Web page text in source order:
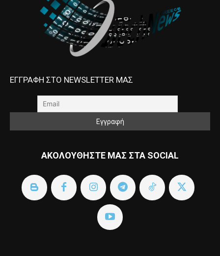
ΕΓΓΡΑΦΗ ΣΤΟ NEWSLETTER ΜΑΣ
ΑΚΟΛΟΥΘΗΣΤΕ ΜΑΣ ΣΤΑ SOCIAL